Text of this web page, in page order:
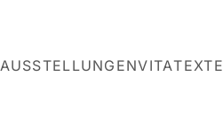
AUSSTELLUNGENVITATEXTE